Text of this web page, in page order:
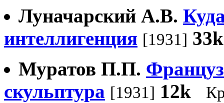
Луначарский А.В.
интеллигенция [1931] 33k
Муратов П.П.
скульптура [1931] 12k